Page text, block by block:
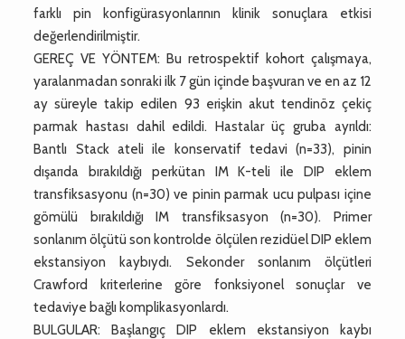
farklı pin konfigürasyonlarının klinik sonuçlara etkisi
değerlendirilmiştir.
GEREÇ VE YÖNTEM: Bu retrospektif kohort çalışmaya,
yaralanmadan sonraki ilk 7 gün içinde başvuran ve en az 12
ay süreyle takip edilen 93 erişkin akut tendinöz çekiç
parmak hastası dahil edildi. Hastalar üç gruba ayrıldı:
Bantlı Stack ateli ile konservatif tedavi (n=33), pinin
dışarıda bırakıldığı perkütan IM K-teli ile DIP eklem
transfiksasyonu (n=30) ve pinin parmak ucu pulpası içine
gömülü bırakıldığı IM transfiksasyon (n=30). Primer
sonlanım ölçütü son kontrolde ölçülen rezidüel DIP eklem
ekstansiyon kaybıydı. Sekonder sonlanım ölçütleri
Crawford kriterlerine göre fonksiyonel sonuçlar ve
tedaviye bağlı komplikasyonlardı.
BULGULAR: Başlangıç DIP eklem ekstansiyon kaybı